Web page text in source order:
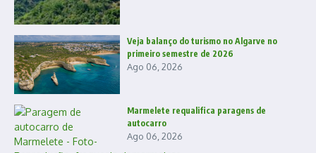
Veja balanço do turismo no Algarve no
primeiro semestre de 2026
Ago 06, 2026
Marmelete requalifica paragens de
autocarro
Ago 06, 2026